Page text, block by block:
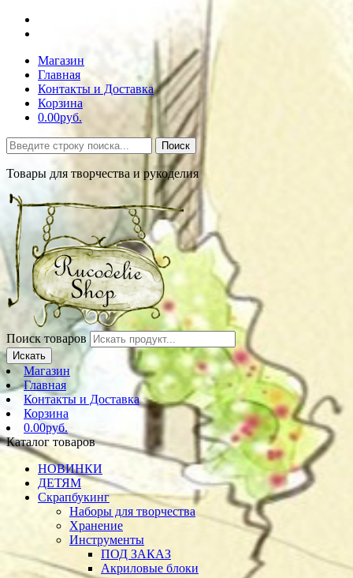
Магазин
Главная
Контакты и Доставка
Корзина
0.00руб.
Поиск
Товары для творчества и рукоделия
Поиск товаров
Искать
Магазин
Главная
Контакты и Доставка
Корзина
0.00руб.
Каталог товаров
НОВИНКИ
ДЕТЯМ
Скрапбукинг
Наборы для творчества
Хранение
Инструменты
ПОД ЗАКАЗ
Акриловые блоки